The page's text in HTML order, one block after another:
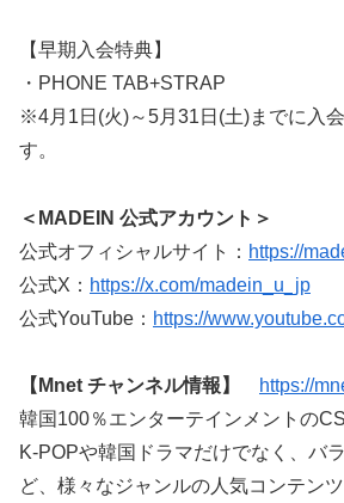
【早期入会特典】
・PHONE TAB+STRAP
※4月1日(火)～5月31日(土)までに入
す。
＜MADEIN 公式アカウント＞
公式オフィシャルサイト： https://
公式X： https://x.com/madein_u_jp
公式YouTube： https://
【Mnet チャンネル情報】
https://
韓国100％エンターテインメントの
K-POPや韓国ドラマだけでなく、バ
ど、様々なジャンルの人気コンテン